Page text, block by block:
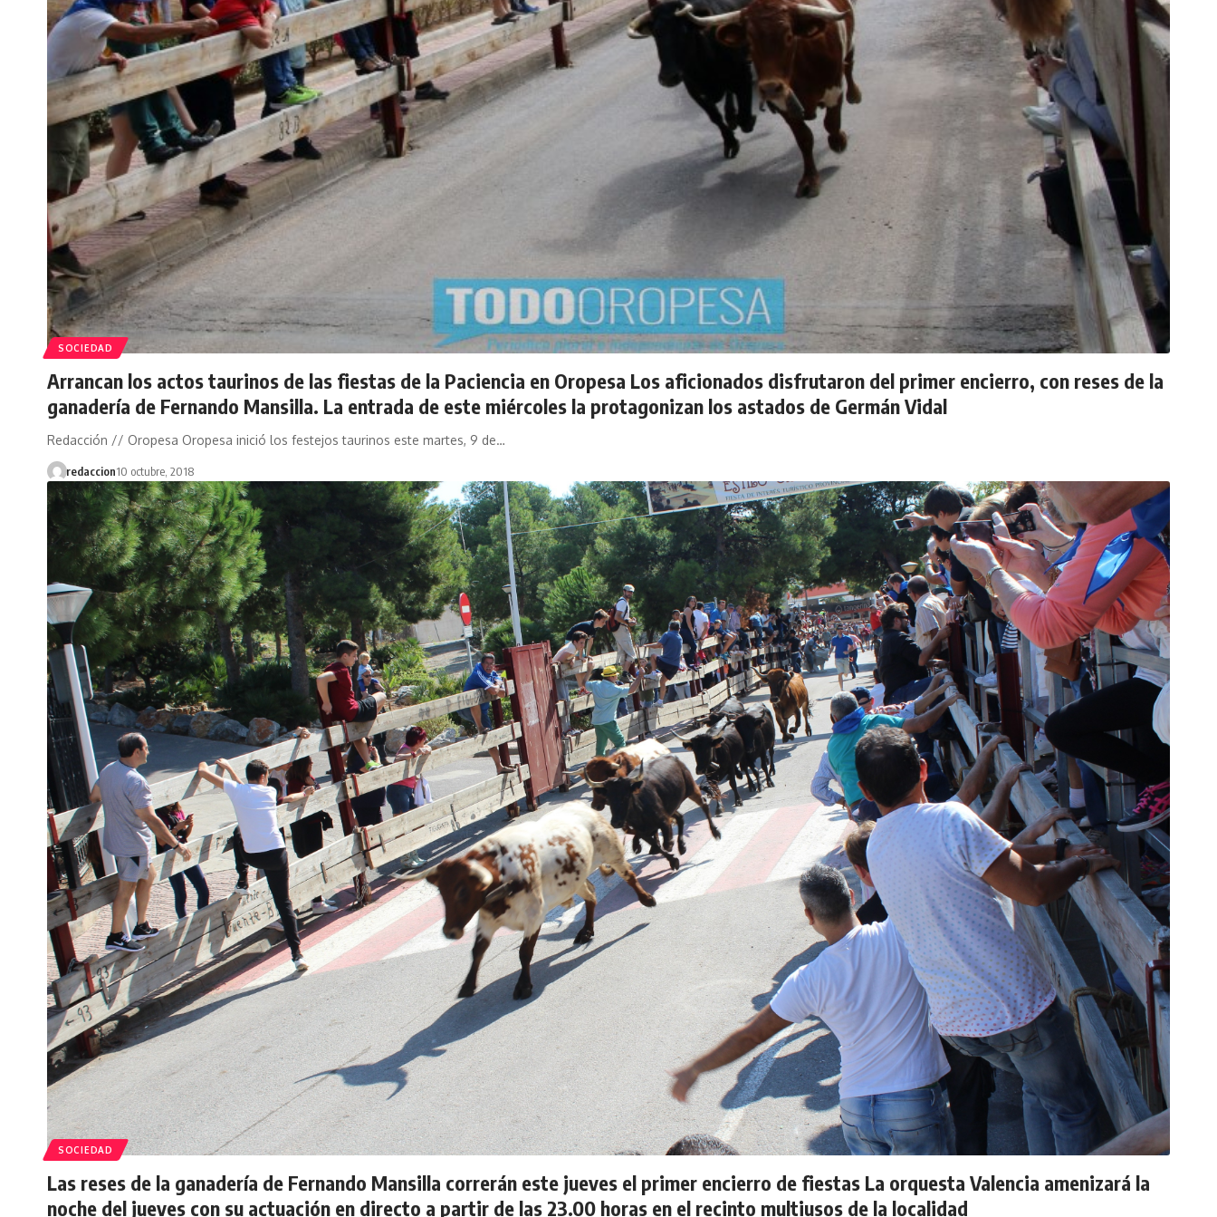
SOCIEDAD
Arrancan los actos taurinos de las fiestas de la Paciencia en Oropesa Los aficionados disfrutaron del primer encierro, con reses de la
ganadería de Fernando Mansilla. La entrada de este miércoles la protagonizan los astados de Germán Vidal
Redacción // Oropesa Oropesa inició los festejos taurinos este martes, 9 de…
redaccion10 octubre, 2018
SOCIEDAD
Las reses de la ganadería de Fernando Mansilla correrán este jueves el primer encierro de fiestas La orquesta Valencia amenizará la
noche del jueves con su actuación en directo a partir de las 23.00 horas en el recinto multiusos de la localidad